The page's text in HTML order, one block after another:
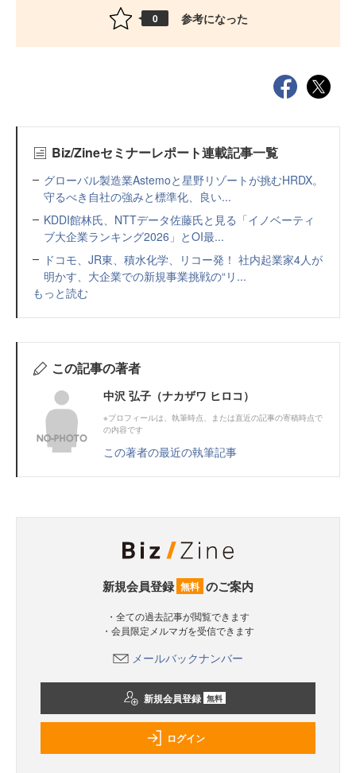
0 参考になった
Biz/Zineセミナーレポート連載記事一覧
グローバル製造業Astemoと星野リゾートが挑むHRDX。
守るべき自社の強みと標準化、良い...
KDDI館林氏、NTTデータ佐藤氏と見る「イノベーティ
ブ大企業ランキング2026」とOI最...
ドコモ、JR東、積水化学、リコー発！ 社内起業家4人が
明かす、大企業での新規事業挑戦の“リ...
もっと読む
この記事の著者
中沢 弘子（ナカザワ ヒロコ）
※プロフィールは、執筆時点、または直近の記事の寄稿時点で
の内容です
この著者の最近の執筆記事
新規会員登録 無料 のご案内
・全ての過去記事が閲覧できます
・会員限定メルマガを受信できます
メールバックナンバー
新規会員登録 無料
ログイン